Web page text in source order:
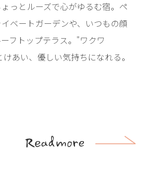
っとルーズで心がゆるむ宿。ペ
ベートガーデンや、いつもの顔
フトップテラス。"ワクワ
あい、優しい気持ちになれる。